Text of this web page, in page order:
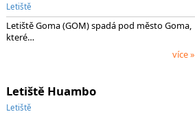
Letiště
Letiště Goma (GOM) spadá pod město Goma,
které…
více »
Letiště Huambo
Letiště